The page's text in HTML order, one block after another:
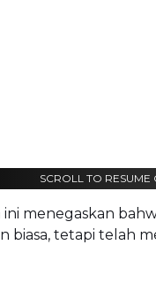
SCROLL TO RESUME
menegaskan
biasa, tetapi telah